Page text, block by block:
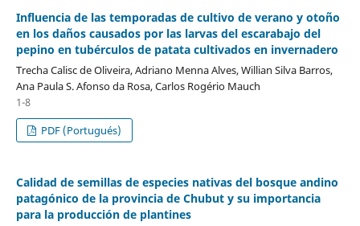
Influencia de las temporadas de cultivo de verano y otoño
en los daños causados ​​por las larvas del escarabajo del
pepino en tubérculos de patata cultivados en invernadero
Trecha Calisc de Oliveira, Adriano Menna Alves, Willian Silva Barros,
Ana Paula S. Afonso da Rosa, Carlos Rogério Mauch
1-8
PDF (Portugués)
Calidad de semillas de especies nativas del bosque andino
patagónico de la provincia de Chubut y su importancia
para la producción de plantines